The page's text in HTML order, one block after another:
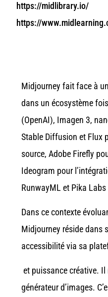
https://midlibrary.io/
https://
Midjourney fait face à
dans un écosystème
(OpenAI), Imagen 3,
Stable Diffusion et Flux
source, Adobe Firefly
Ideogram pour
RunwayML et Pika
Dans ce contexte
Midjourney réside dans
accessibilité via sa
et puissance créative. Il
générateur d’images.